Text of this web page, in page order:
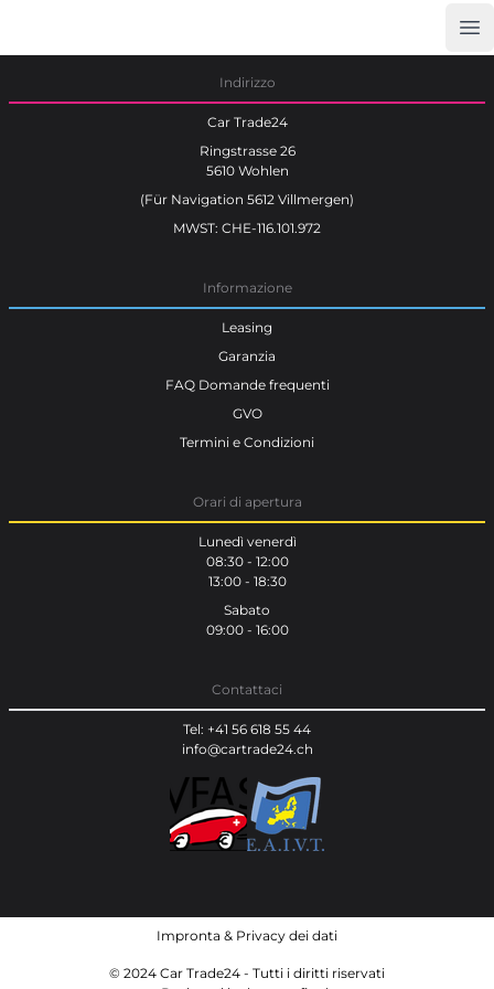
Indirizzo
Car Trade24
Ringstrasse 26
5610 Wohlen
(Für Navigation 5612 Villmergen)
MWST: CHE-116.101.972
Informazione
Leasing
Garanzia
FAQ Domande frequenti
GVO
Termini e Condizioni
Orari di apertura
Lunedì venerdì
08:30 - 12:00
13:00 - 18:30
Sabato
09:00 - 16:00
Contattaci
Tel: +41 56 618 55 44
info@cartrade24.ch
Impronta & Privacy dei dati
© 2024 Car Trade24 - Tutti i diritti riservati